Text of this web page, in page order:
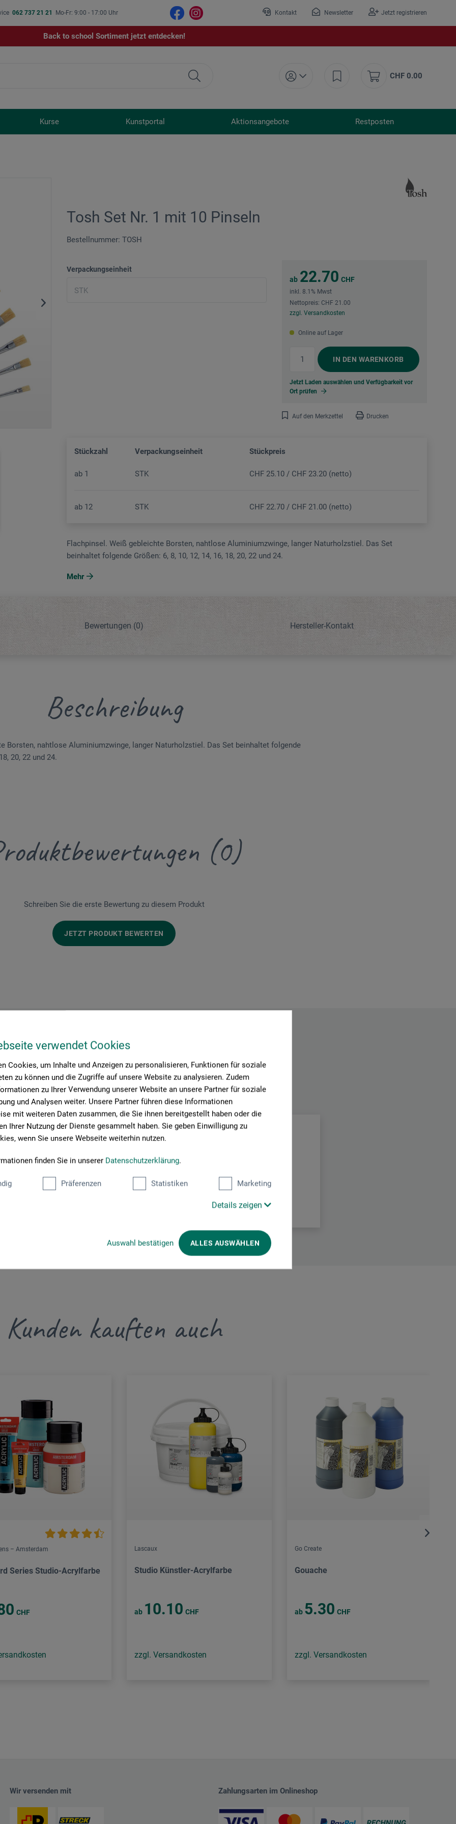
verwendet Cookies
Cookies, um Inhalte und Anzeigen zu personalisieren, Funktionen für soziale
zu können und die Zugriffe auf unsere Website zu analysieren. Zudem
zu Ihrer Verwendung unserer Website an unsere Partner für soziale
und Analysen weiter. Unsere Partner führen diese Informationen
mit weiteren Daten zusammen, die Sie ihnen bereitgestellt haben oder die
Ihrer Nutzung der Dienste gesammelt haben. Sie geben Einwilligung zu
wenn Sie unsere Webseite weiterhin nutzen.
finden Sie in unserer Datenschutzerklärung.
Präferenzen Statistiken Marketing
Details zeigen
Auswahl bestätigen ALLES AUSWÄHLEN
062 737 21 21 Mo-Fr: 9:00 - 17:00 Uhr Kontakt Newsletter Jetzt registrieren
Back to school Sortiment jetzt entdecken!
CHF 0.00
Kurse Kunstportal Aktionsangebote Restposten
Tosh Set Nr. 1 mit 10 Pinseln
Bestellnummer: TOSH
Verpackungseinheit
ab 22.70 CHF
inkl. 8.1% Mwst
Nettopreis: CHF 21.00
zzgl. Versandkosten
Online auf Lager
IN DEN WARENKORB
Jetzt Laden auswählen und Verfügbarkeit vor
Ort prüfen
Auf den Merkzettel Drucken
Stückzahl Verpackungseinheit Stückpreis
ab 1 STK CHF 25.10 / CHF 23.20 (netto)
ab 12 STK CHF 22.70 / CHF 21.00 (netto)
Flachpinsel. Weiß gebleichte Borsten, nahtlose Alu­miniumzwinge, langer Naturholzstiel. Das Set
beinhaltet folgende Größen: 6, 8, 10, 12, 14, 16, 18, 20, 22 und 24.
Mehr
Bewertungen (0) Hersteller-Kontakt
Beschreibung
Borsten, nahtlose Alu­miniumzwinge, langer Naturholzstiel. Das Set beinhaltet folgende
20, 22 und 24.
(0)
Schreiben Sie die erste Bewertung zu diesem Produkt
JETZT PRODUKT BEWERTEN
Hersteller-Kontakt
finden Sie die Kontaktdaten des Herstellers zu diesem Produkt.
innovations
Kunden kauften auch
– Amsterdam
Series Studio-Acrylfarbe
CHF
Lascaux
Studio Künstler-Acrylfarbe
ab 10.10 CHF
zzgl. Versandkosten
Go Create
Gouache
ab 5.30 CHF
zzgl. Versandkosten
Wir versenden mit Zahlungsarten im Onlineshop